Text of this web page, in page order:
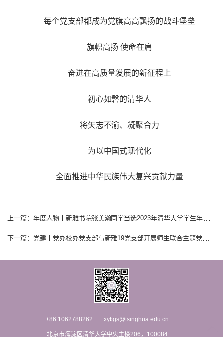
每个党支部都成为党旗高高飘扬的战斗堡垒
旗帜高扬 使命在肩
奋进在高质量发展的新征程上
初心如磐的清华人
将矢志不渝、凝聚合力
为以中国式现代化
全面推进中华民族伟大复兴贡献力量
上一篇： 年度人物丨新雅书院张美瀚同学当选2023年清华大学学生年度人物
下一篇： 党建丨党办校办党支部与新雅19党支部开展师生联合主题党日活动
+86 1062788262 xybgs@tsinghua.edu.cn
北京市海淀区清华大学中央主楼206，100084